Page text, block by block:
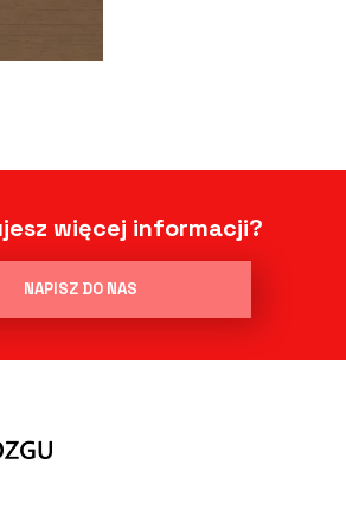
więcej informacji?
NAPISZ DO NAS